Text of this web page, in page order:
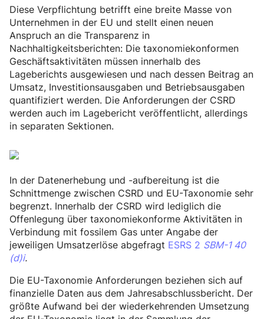
Diese Verpflichtung betrifft eine breite Masse von
Unternehmen in der EU und stellt einen neuen
Anspruch an die Transparenz in
Nachhaltigkeitsberichten: Die taxonomiekonformen
Geschäftsaktivitäten müssen innerhalb des
Lageberichts ausgewiesen und nach dessen Beitrag an
Umsatz, Investitionsausgaben und Betriebsausgaben
quantifiziert werden. Die Anforderungen der CSRD
werden auch im Lagebericht veröffentlicht, allerdings
in separaten Sektionen.
In der Datenerhebung und -aufbereitung ist die
Schnittmenge zwischen CSRD und EU-Taxonomie sehr
begrenzt. Innerhalb der CSRD wird lediglich die
Offenlegung über taxonomiekonforme Aktivitäten in
Verbindung mit fossilem Gas unter Angabe der
jeweiligen Umsatzerlöse abgefragt ESRS 2 SBM-1 40
(d)i.
Die EU-Taxonomie Anforderungen beziehen sich auf
finanzielle Daten aus dem Jahresabschlussbericht. Der
größte Aufwand bei der wiederkehrenden Umsetzung